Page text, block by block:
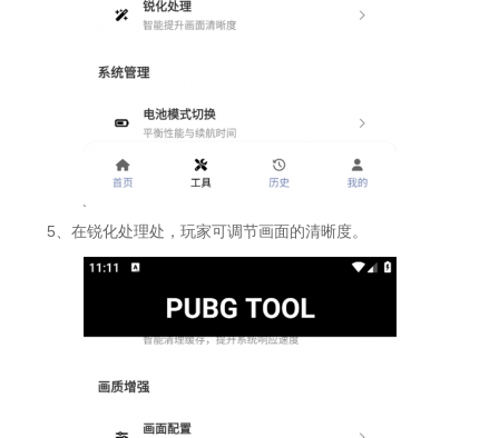
5、在锐化处理处，玩家可调节画面的清晰度。